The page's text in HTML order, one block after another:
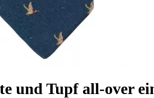
und Tupf all-over